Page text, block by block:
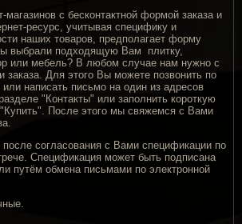
магазинов с бесконтактной формой заказа и
ресурс, учитывая специфику и
наших товаров, предполагает форму
выбрали подходящую Вам плитку,
или мебель? В любом случае нам нужно с
заказа. Для этого Вы можете позвонить по
написать письмо на один из адресов
"Контакты" или заполнить короткую
После этого мы свяжемся с Вами
согласования с Вами спецификации по
Спецификация может быть подписана
путём обмена письмами по электронной